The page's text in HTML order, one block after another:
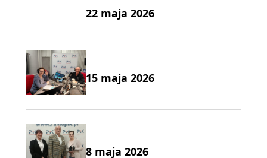
22 maja 2026
15 maja 2026
8 maja 2026